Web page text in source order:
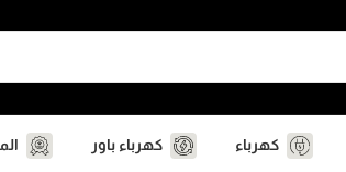
كهرباء كهرباء باور